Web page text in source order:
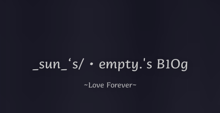
_sun_‘s/·empty.'s B1Og
~Love Forever~